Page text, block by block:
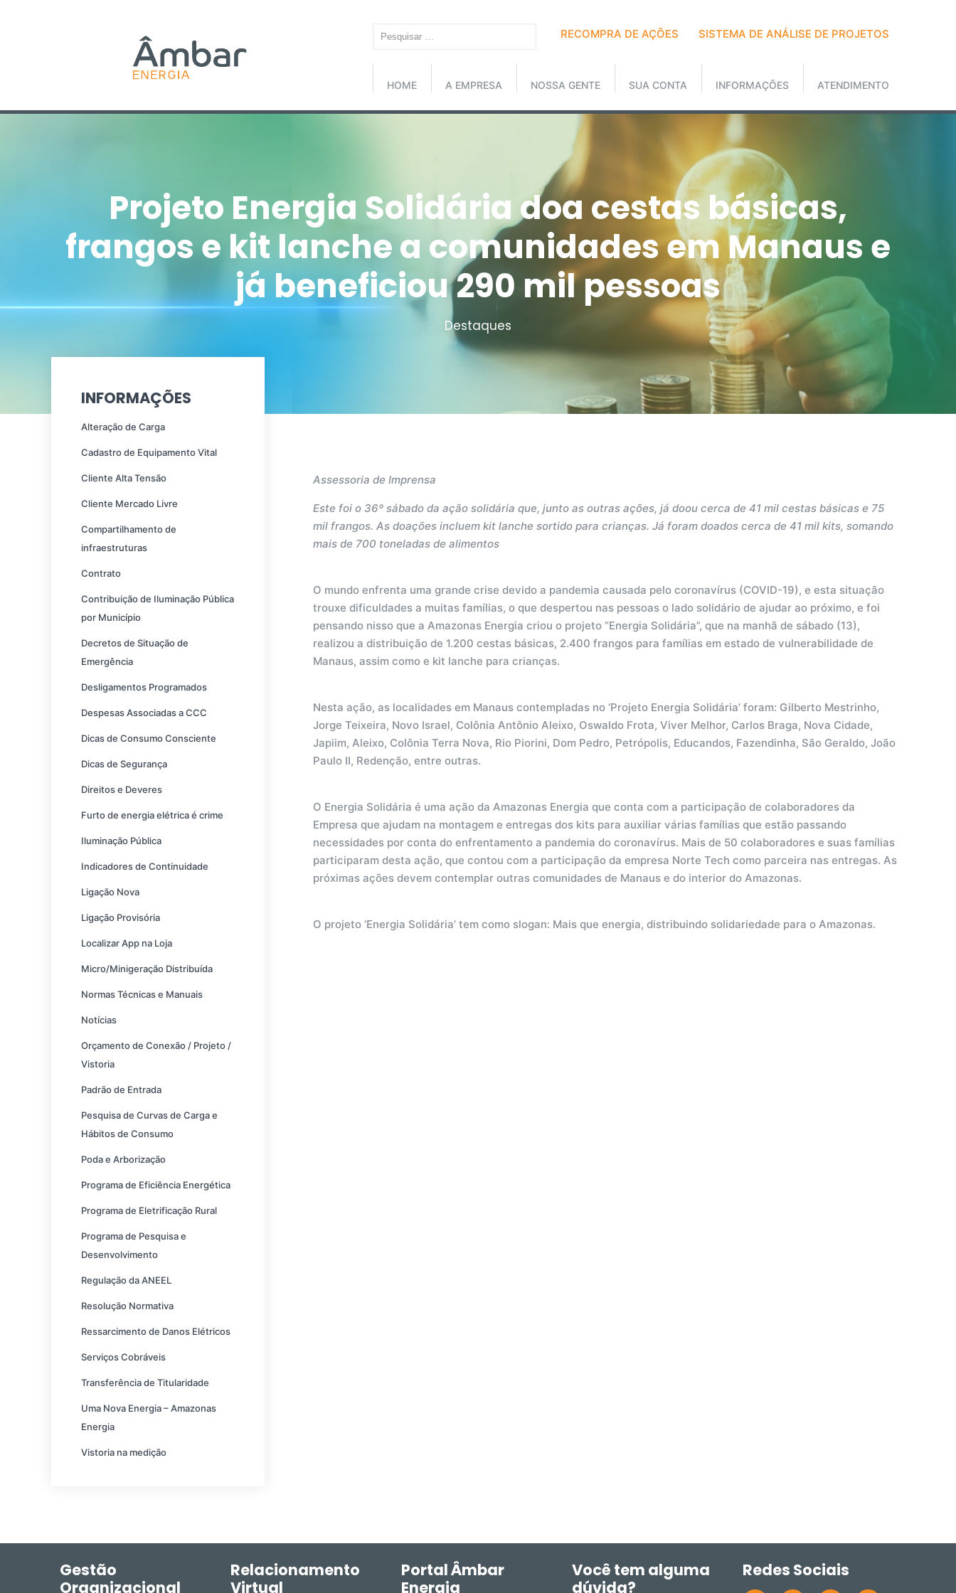
RECOMPRA DE AÇÕES SISTEMA DE ANÁLISE DE PROJETOS
HOME A EMPRESA NOSSA GENTE SUA CONTA INFORMAÇÕES ATENDIMENTO
Projeto Energia Solidária doa cestas básicas,
frangos e kit lanche a comunidades em Manaus e
já beneficiou 290 mil pessoas
Destaques
INFORMAÇÕES
Alteração de Carga
Cadastro de Equipamento Vital
Cliente Alta Tensão
Cliente Mercado Livre
Compartilhamento de
infraestruturas
Contrato
Contribuição de Iluminação Pública
por Município
Decretos de Situação de
Emergência
Desligamentos Programados
Despesas Associadas a CCC
Dicas de Consumo Consciente
Dicas de Segurança
Direitos e Deveres
Furto de energia elétrica é crime
Iluminação Pública
Indicadores de Continuidade
Ligação Nova
Ligação Provisória
Localizar App na Loja
Micro/Minigeração Distribuída
Normas Técnicas e Manuais
Notícias
Orçamento de Conexão / Projeto /
Vistoria
Padrão de Entrada
Pesquisa de Curvas de Carga e
Hábitos de Consumo
Poda e Arborização
Programa de Eficiência Energética
Programa de Eletrificação Rural
Programa de Pesquisa e
Desenvolvimento
Regulação da ANEEL
Resolução Normativa
Ressarcimento de Danos Elétricos
Serviços Cobráveis
Transferência de Titularidade
Uma Nova Energia – Amazonas
Energia
Vistoria na medição
Assessoria de Imprensa
Este foi o 36º sábado da ação solidária que, junto as outras ações, já doou cerca de 41 mil cestas básicas e 75
mil frangos. As doações incluem kit lanche sortido para crianças. Já foram doados cerca de 41 mil kits, somando
mais de 700 toneladas de alimentos
O mundo enfrenta uma grande crise devido a pandemia causada pelo coronavírus (COVID-19), e esta situação
trouxe dificuldades a muitas famílias, o que despertou nas pessoas o lado solidário de ajudar ao próximo, e foi
pensando nisso que a Amazonas Energia criou o projeto “Energia Solidária”, que na manhã de sábado (13),
realizou a distribuição de 1.200 cestas básicas, 2.400 frangos para famílias em estado de vulnerabilidade de
Manaus, assim como e kit lanche para crianças.
Nesta ação, as localidades em Manaus contempladas no ‘Projeto Energia Solidária’ foram: Gilberto Mestrinho,
Jorge Teixeira, Novo Israel, Colônia Antônio Aleixo, Oswaldo Frota, Viver Melhor, Carlos Braga, Nova Cidade,
Japiim, Aleixo, Colônia Terra Nova, Rio Piorini, Dom Pedro, Petrópolis, Educandos, Fazendinha, São Geraldo, João
Paulo II, Redenção, entre outras.
O Energia Solidária é uma ação da Amazonas Energia que conta com a participação de colaboradores da
Empresa que ajudam na montagem e entregas dos kits para auxiliar várias famílias que estão passando
necessidades por conta do enfrentamento a pandemia do coronavírus. Mais de 50 colaboradores e suas famílias
participaram desta ação, que contou com a participação da empresa Norte Tech como parceira nas entregas. As
próximas ações devem contemplar outras comunidades de Manaus e do interior do Amazonas.
O projeto ‘Energia Solidária’ tem como slogan: Mais que energia, distribuindo solidariedade para o Amazonas.
Gestão
Organizacional
Relacionamento
Virtual
Portal Âmbar
Energia
Você tem alguma
dúvida?
Redes Sociais